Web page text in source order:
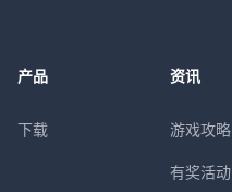
产品
下载
资讯
游戏攻略
有奖活动